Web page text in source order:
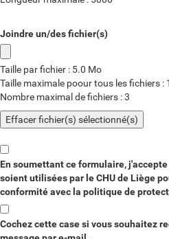
Joindre un/des fichier(s)
Taille par fichier : 5.0 Mo
Taille maximale poour tous les fichiers :
Nombre maximal de fichiers : 3
Effacer fichier(s) sélectionné(s)
En soumettant ce formulaire,
soient utilisées par le CHU de Liège
conformité avec la politique de
Cochez cette case si vous souhaitez